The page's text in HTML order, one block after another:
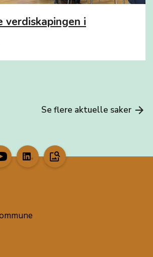
verdiskapingen i
Se flere aktuelle saker arrow_forward
image_search